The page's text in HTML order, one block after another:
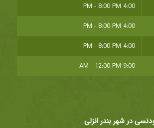
4:00 PM - 8:00 PM
4:00 PM - 8:00 PM
4:00 PM - 8:00 PM
9:00 AM - 12:00 PM
در شهر بندر انزلی